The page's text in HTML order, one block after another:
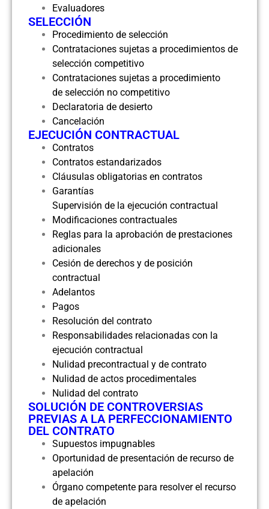
Evaluadores
SELECCIÓN
Procedimiento de selección
Contrataciones sujetas a procedimientos de
selección competitivo
Contrataciones sujetas a procedimiento
de selección no competitivo
Declaratoria de desierto
Cancelación
EJECUCIÓN CONTRACTUAL
Contratos
Contratos estandarizados
Cláusulas obligatorias en contratos
Garantías
Supervisión de la ejecución contractual
Modificaciones contractuales
Reglas para la aprobación de prestaciones
adicionales
Cesión de derechos y de posición
contractual
Adelantos
Pagos
Resolución del contrato
Responsabilidades relacionadas con la
ejecución contractual
Nulidad precontractual y de contrato
Nulidad de actos procedimentales
Nulidad del contrato
SOLUCIÓN DE CONTROVERSIAS
PREVIAS A LA PERFECCIONAMIENTO
DEL CONTRATO
Supuestos impugnables
Oportunidad de presentación de recurso de
apelación
Órgano competente para resolver el recurso
de apelación